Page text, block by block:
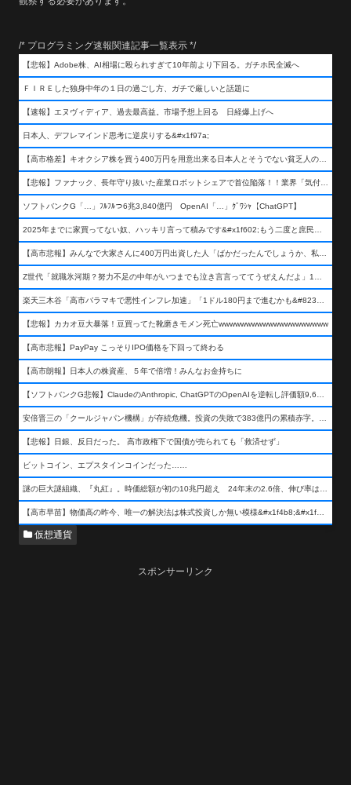
/* プログラミング速報関連記事一覧表示 */
【悲報】Adobe株、AI相場に殴られすぎて10年前より下回る。ガチホ民全滅へ
ＦＩＲＥした独身中年の１日の過ごし方、ガチで厳しいと話題に
【速報】エヌヴィディア、過去最高益。市場予想上回る 日経爆上げへ
日本人、デフレマインド思考に逆戻りする&#x1f97a;
ソフトバンクG「…」ﾌﾙﾌﾙつ6兆3,840億円 OpenAI「…」ｸﾞﾜｼｬ【ChatGPT】
【悲報】カカオ豆大暴落！豆買ってた靴磨きモメン死亡wwwwwwwwwwwwwwwwwwww
【高市悲報】PayPay こっそりIPO価格を下回って終わる
【高市朗報】日本人の株資産、５年で倍増！みんなお金持ちに
【悲報】日銀、反日だった。 高市政権下で国債が売られても「救済せず」
ビットコイン、エプスタインコインだった……
仮想通貨
スポンサーリンク